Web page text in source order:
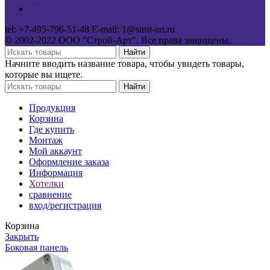
tel: +7-495-796-51-48 E-mail: 1@stroi-art.ru
© 2002-2022 ООО "Строй-Арт". Все права защищены.
Найти
Начните вводить название товара, чтобы увидеть товары,
которые вы ищете.
Найти
Продукция
Корзина
Где купить
Монтаж
Мой аккаунт
Оформление заказа
Информация
Хотелки
сравнение
вход/регистрация
Корзина
Закрыть
Боковая панель